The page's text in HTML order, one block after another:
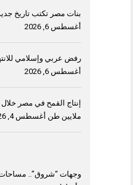
بنات مصر تكتب تاريخ
أغسطس 6, 2026
رفض عربي وإسلامي
أغسطس 6, 2026
ملايين طن أغسطس 4, 2026
وجهات “شروق”..